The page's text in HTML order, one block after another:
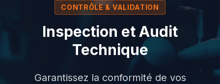
CONTRÔLE & VALIDATION
Inspection et Audit
Technique
Garantissez la conformité de vos